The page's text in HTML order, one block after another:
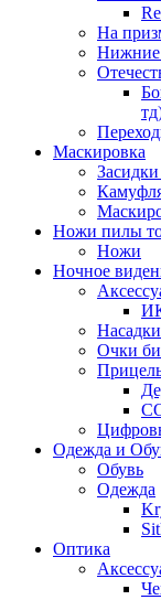
На
Нижние
Маскировка
Ножи пилы
Ножи
Ночное
Насадки
Очки
Одежда и
Обувь
Одежда
Оптика